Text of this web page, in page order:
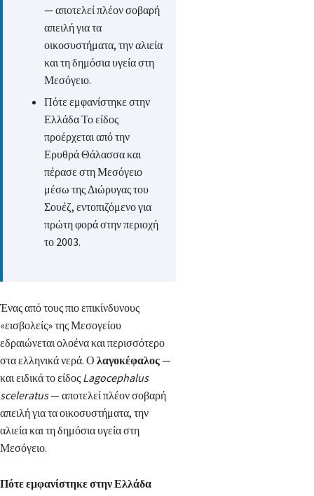
— αποτελεί πλέον σοβαρή
απειλή για τα
οικοσυστήματα, την αλιεία
και τη δημόσια υγεία στη
Μεσόγειο.
Πότε εμφανίστηκε στην
Ελλάδα Το είδος
προέρχεται από την
Ερυθρά Θάλασσα και
πέρασε στη Μεσόγειο
μέσω της Διώρυγας του
Σουέζ, εντοπιζόμενο για
πρώτη φορά στην περιοχή
το 2003.
Ένας από τους πιο επικίνδυνους
«εισβολείς» της Μεσογείου
εδραιώνεται ολοένα και περισσότερο
στα ελληνικά νερά. Ο λαγοκέφαλος—
και ειδικά το είδος Lagocephalus
sceleratus— αποτελεί πλέον σοβαρή
απειλή για τα οικοσυστήματα, την
αλιεία και τη δημόσια υγεία στη
Μεσόγειο.
Πότε εμφανίστηκε στην Ελλάδα